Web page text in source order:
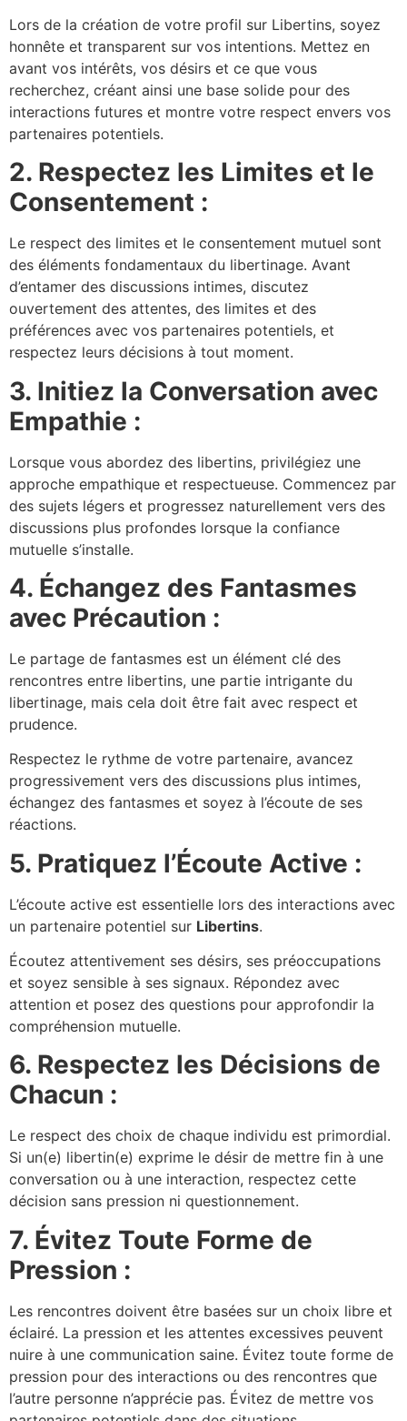
Lors de la création de votre profil sur Libertins, soyez
honnête et transparent sur vos intentions. Mettez en
avant vos intérêts, vos désirs et ce que vous
recherchez, créant ainsi une base solide pour des
interactions futures et montre votre respect envers vos
partenaires potentiels.
2. Respectez les Limites et le
Consentement :
Le respect des limites et le consentement mutuel sont
des éléments fondamentaux du libertinage. Avant
d’entamer des discussions intimes, discutez
ouvertement des attentes, des limites et des
préférences avec vos partenaires potentiels, et
respectez leurs décisions à tout moment.
3. Initiez la Conversation avec
Empathie :
Lorsque vous abordez des libertins, privilégiez une
approche empathique et respectueuse. Commencez par
des sujets légers et progressez naturellement vers des
discussions plus profondes lorsque la confiance
mutuelle s’installe.
4. Échangez des Fantasmes
avec Précaution :
Le partage de fantasmes est un élément clé des
rencontres entre libertins, une partie intrigante du
libertinage, mais cela doit être fait avec respect et
prudence.
Respectez le rythme de votre partenaire, avancez
progressivement vers des discussions plus intimes,
échangez des fantasmes et soyez à l’écoute de ses
réactions.
5. Pratiquez l’Écoute Active :
L’écoute active est essentielle lors des interactions avec
un partenaire potentiel sur Libertins.
Écoutez attentivement ses désirs, ses préoccupations
et soyez sensible à ses signaux. Répondez avec
attention et posez des questions pour approfondir la
compréhension mutuelle.
6. Respectez les Décisions de
Chacun :
Le respect des choix de chaque individu est primordial.
Si un(e) libertin(e) exprime le désir de mettre fin à une
conversation ou à une interaction, respectez cette
décision sans pression ni questionnement.
7. Évitez Toute Forme de
Pression :
Les rencontres doivent être basées sur un choix libre et
éclairé. La pression et les attentes excessives peuvent
nuire à une communication saine. Évitez toute forme de
pression pour des interactions ou des rencontres que
l’autre personne n’apprécie pas. Évitez de mettre vos